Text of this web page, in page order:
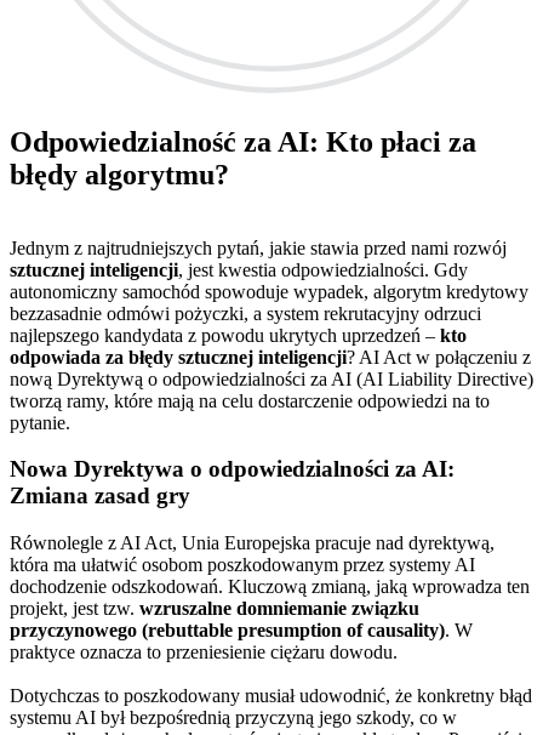
Odpowiedzialność za AI: Kto płaci za
błędy algorytmu?
Jednym z najtrudniejszych pytań, jakie stawia przed nami rozwój
sztucznej inteligencji, jest kwestia odpowiedzialności. Gdy
autonomiczny samochód spowoduje wypadek, algorytm kredytowy
bezzasadnie odmówi pożyczki, a system rekrutacyjny odrzuci
najlepszego kandydata z powodu ukrytych uprzedzeń – kto
odpowiada za błędy sztucznej inteligencji? AI Act w połączeniu z
nową Dyrektywą o odpowiedzialności za AI (AI Liability Directive)
tworzą ramy, które mają na celu dostarczenie odpowiedzi na to
pytanie.
Nowa Dyrektywa o odpowiedzialności za AI:
Zmiana zasad gry
Równolegle z AI Act, Unia Europejska pracuje nad dyrektywą,
która ma ułatwić osobom poszkodowanym przez systemy AI
dochodzenie odszkodowań. Kluczową zmianą, jaką wprowadza ten
projekt, jest tzw. wzruszalne domniemanie związku
przyczynowego (rebuttable presumption of causality). W
praktyce oznacza to przeniesienie ciężaru dowodu.
Dotychczas to poszkodowany musiał udowodnić, że konkretny błąd
systemu AI był bezpośrednią przyczyną jego szkody, co w